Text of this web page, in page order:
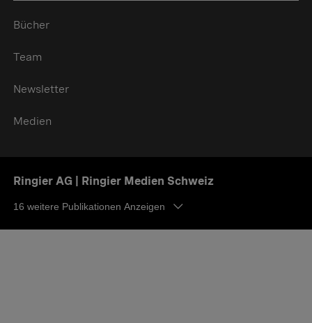
Bücher
Team
Newsletter
Medien
Ringier AG | Ringier Medien Schweiz
16 weitere Publikationen Anzeigen